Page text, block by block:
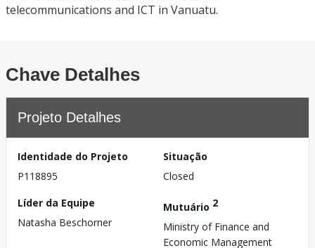
telecommunications and ICT in Vanuatu.
Chave Detalhes
Projeto Detalhes
Identidade do Projeto
P118895
Situação
Closed
Líder da Equipe
Natasha Beschorner
Mutuário 2
Ministry of Finance and
Economic Management